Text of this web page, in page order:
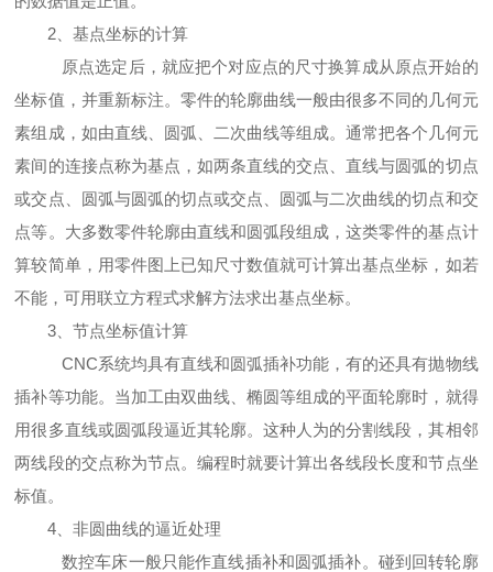
2、基点坐标的计算
原点选定后，就应把个对应点的尺寸换算成从原点开始的
坐标值，并重新标注。零件的轮廓曲线一般由很多不同的几何元
素组成，如由直线、圆弧、二次曲线等组成。通常把各个几何元
素间的连接点称为基点，如两条直线的交点、直线与圆弧的切点
或交点、圆弧与圆弧的切点或交点、圆弧与二次曲线的切点和交
点等。大多数零件轮廓由直线和圆弧段组成，这类零件的基点计
算较简单，用零件图上已知尺寸数值就可计算出基点坐标，如若
不能，可用联立方程式求解方法求出基点坐标。
3、节点坐标值计算
CNC系统均具有直线和圆弧插补功能，有的还具有抛物线
插补等功能。当加工由双曲线、椭圆等组成的平面轮廓时，就得
用很多直线或圆弧段逼近其轮廓。这种人为的分割线段，其相邻
两线段的交点称为节点。编程时就要计算出各线段长度和节点坐
标值。
4、非圆曲线的逼近处理
数控车床一般只能作直线插补和圆弧插补。碰到回转轮廓